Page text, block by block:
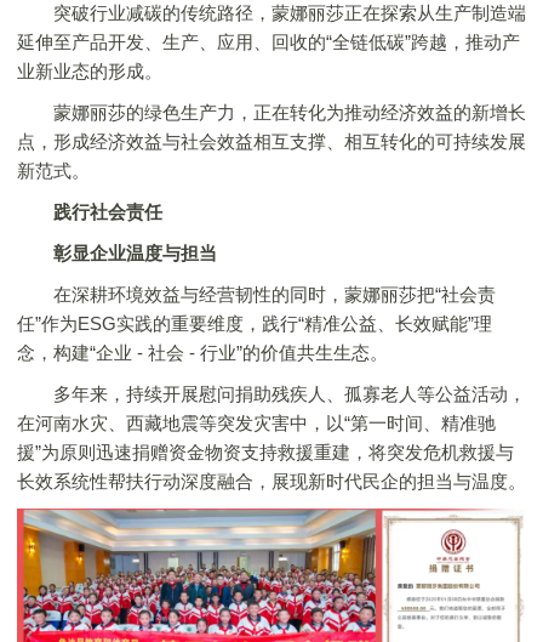
突破行业减碳的传统路径， 蒙娜丽莎正在探索从生产制造端
延伸至产品开发、生产、应用、回收的“全链低碳”跨越，推动产
业新业态的形成。
蒙娜丽莎的绿色生产力，正在转化为推动经济效益的新增长
点，形成经济效益与社会效益相互支撑、相互转化的可持续发展
新范式。
践行社会责任
彰显企业温度与担当
在深耕环境效益与经营韧性的同时， 蒙娜丽莎把“社会责
任”作为ESG实践的重要维度，践行“精准公益、长效赋能”理
念，构建“企业 - 社会 - 行业”的价值共生生态。
多年来，持续开展慰问捐助残疾人、孤寡老人等公益活动，
在河南水灾、西藏地震等突发灾害中，以“第一时间、精准驰
援”为原则迅速捐赠资金物资支持救援重建，将突发危机救援与
长效系统性帮扶行动深度融合，展现新时代民企的担当与温度。